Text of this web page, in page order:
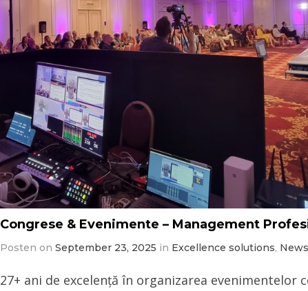
Congrese & Evenimente – Management
Posten on September 23, 2025 in Excellence solutions, News
27+ ani de excelență în organizarea